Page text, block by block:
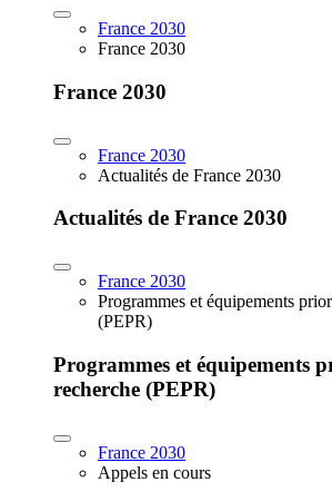
France 2030
France 2030
France 2030
France 2030
Actualités de France 2030
Actualités de France 2030
France 2030
Programmes et équipements
(PEPR)
Programmes et équipements
recherche (PEPR)
France 2030
Appels en cours